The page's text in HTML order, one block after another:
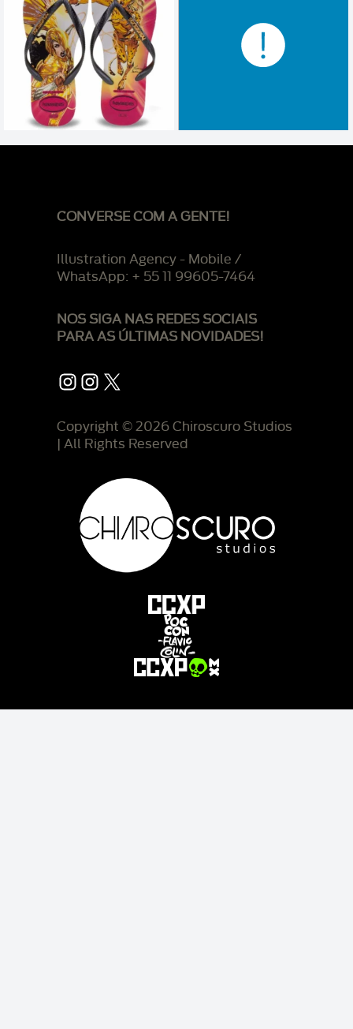
CONVERSE COM A GENTE!
Illustration Agency - Mobile /
WhatsApp: + 55 11 99605-7464
NOS SIGA NAS REDES SOCIAIS
PARA AS ÚLTIMAS NOVIDADES!
Instagram
Instagram
X
Copyright © 2026 Chiroscuro Studios
| All Rights Reserved